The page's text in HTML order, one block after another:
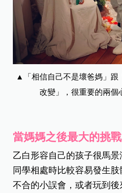
▲「相信自己不是壞爸媽」跟
改變」，很重要的兩個
當媽媽之後最大的挑戰
乙白形容自己的孩子很馬
同學相處時比較容易發生
不合的小誤會，或者玩到